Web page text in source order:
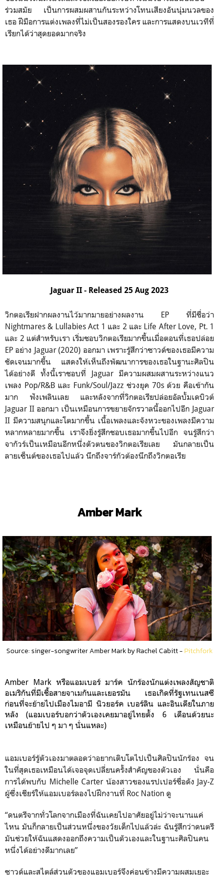
ร่วมสมัย เป็นการผสมผสานกันระหว่างโทนเสียงอันนุ่มนวลของ
เธอ ฝีมือการแต่งเพลงที่ไม่เป็นสองรองใคร และการแสดงบนเวทีที่
เรียกได้ว่าสุดยอดมากจริง
Jaguar II - Released 25 Aug 2023
วิกตอเรียฝากผลงานไว้มากมายอย่างผลงาน EP ที่มีชื่อว่า
Nightmares & Lullabies Act 1 และ 2 และ Life After Love, Pt. 1
และ 2 แต่สำหรับเรา เริ่มชอบวิกตอเรียมากขึ้นเมื่อตอนที่เธอปล่อย
EP อย่าง Jaguar (2020) ออกมา เพราะรู้สึกว่าซาวด์ของเธอมีความ
ชัดเจนมากขึ้น แสดงให้เห็นถึงพัฒนาการของเธอในฐานะศิลปิน
ได้อย่างดี ทั้งนี้เราชอบที่ Jaguar มีความผสมผสานระหว่างแนว
เพลง Pop/R&B และ Funk/Soul/Jazz ช่วงยุค 70s ด้วย คือเข้ากัน
มาก ฟังเพลินเลย และหลังจากที่วิกตอเรียปล่อยอัลบั้มเดบิวต์
Jaguar II ออกมา เป็นเหมือนการขยายจักรวาลนี้ออกไปอีก Jaguar
II มีความสนุกและโตมากขึ้น เนื้อเพลงและจังหวะของเพลงมีความ
หลากหลายมากขึ้น เราจึงยิ่งรู้สึกชอบเธอมากขึ้นไปอีก จนรู้สึกว่า
จากัวร์เป็นเหมือนอีกหนึ่งตัวตนของวิกตอเรียเลย มันกลายเป็น
ลายเซ็นต์ของเธอไปแล้ว นึกถึงจาร์กัวต้องนึกถึงวิกตอเรีย
Amber Mark
Source: singer-songwriter Amber Mark by Rachel Cabitt -Pitchfork
Amber Mark หรือแอมเบอร์ มาร์ค นักร้องนักแต่งเพลงสัญชาติ
อเมริกันที่มีเชื้อสายจาเมกันและเยอรมัน เธอเกิดที่รัฐเทนเนสซี
ก่อนที่จะย้ายไปเมืองไมอามี นิวยอร์ค เบอร์ลิน และอินเดียในภาย
หลัง (แอมเบอร์บอกว่าตัวเองเคยมาอยู่ไทยตั้ง 6 เดือนด้วยนะ
เหมือนย้ายไป ๆ มา ๆ นั่นแหละ)
แอมเบอร์รู้ตัวเองมาตลอดว่าอยากเติบโตไปเป็นศิลปินนักร้อง จน
ในที่สุดเธอเหมือนได้เจอจุดเปลี่ยนครั้งสำคัญของตัวเอง นั่นคือ
การได้พบกับ Michelle Carter น้องสาวของแรปเปอร์ชื่อดัง Jay-Z
ผู้ซึ่งเชียร์ให้แอมเบอร์ลองไปฝึกงานที่ Roc Nation ดู
“ดนตรีจากทั่วโลกจากเมืองที่ฉันเคยไปอาศัยอยู่ไม่ว่าจะนานแค่
ไหน มันก็กลายเป็นส่วนหนึ่งของวัยเด็กไปแล้วล่ะ ฉันรู้สึกว่าดนตรี
มันช่วยให้ฉันแสดงออกถึงความเป็นตัวเองและในฐานะศิลปินคน
หนึ่งได้อย่างดีมากเลย”
ซาวด์และสไตล์ส่วนตัวของแอมเบอร์จึงค่อนข้างมีความผสมเยอะ